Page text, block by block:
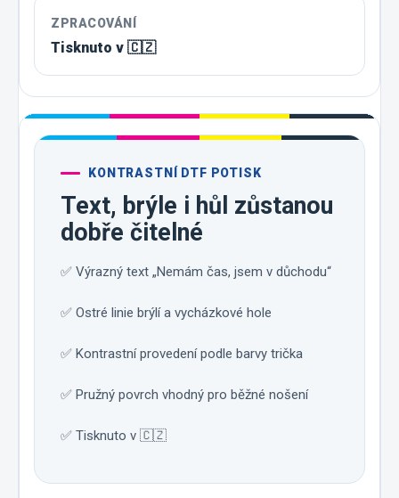
ZPRACOVÁNÍ
Tisknuto v 🇨🇿
KONTRASTNÍ DTF POTISK
Text, brýle i hůl zůstanou
dobře čitelné
✅ Výrazný text „Nemám čas, jsem v důchodu“
✅ Ostré linie brýlí a vycházkové hole
✅ Kontrastní provedení podle barvy trička
✅ Pružný povrch vhodný pro běžné nošení
✅ Tisknuto v 🇨🇿